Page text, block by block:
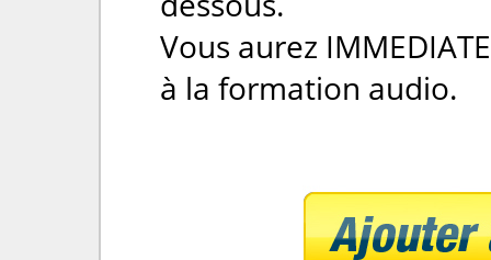
Vous aurez
à la formation audio.